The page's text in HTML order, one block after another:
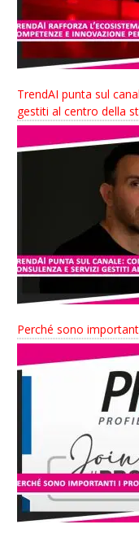
TrendAI punta sul
gestiti al centro della
Perché sono